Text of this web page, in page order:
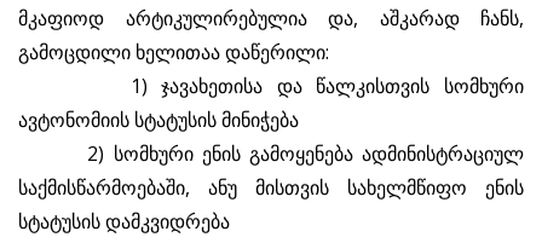
მკაფიოდ არტიკულირებულია და, აშკარად ჩანს,
გამოცდილი ხელითაა დაწერილი:
1) ჯავახეთისა და წალკისთვის სომხური
ავტონომიის სტატუსის მინიჭება
2) სომხური ენის გამოყენება ადმინისტრაციულ
საქმისწარმოებაში, ანუ მისთვის სახელმწიფო ენის
სტატუსის დამკვიდრება